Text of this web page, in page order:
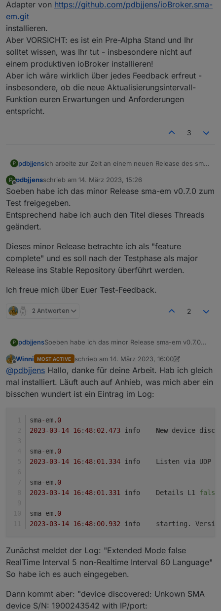
Adapter von https://github.com/pdbjjens/ioBroker.sma-
em.git
installieren.
Aber VORSICHT: es ist ein Pre-Alpha Stand und Ihr
solltet wissen, was Ihr tut - insbesondere nicht auf
einem produktiven ioBroker installieren!
Aber ich wäre wirklich über jedes Feedback erfreut -
insbesondere, ob die neue Aktualisierungsintervall-
Funktion euren Erwartungen und Anforderungen
entspricht.
3
P pdbjjensIch arbeite zur Zeit an einem neuen Release des sma-
Insbesondere die schon lange überfällige
Verringerung der Systemlast durch den sma-em soll
hierbei durch einstellbare Aktualisierungsintervalle für
Realzeitdaten (wie z.B. Momentanleistung) und Nicht-
Realzeitdaten (wie z.B. Zähler) realisiert werden.
https://github.com/pdbjjens/ioBroker.sma-em.git
installieren.
Aber VORSICHT: es ist ein Pre-Alpha Stand und Ihr
solltet wissen, was Ihr tut - insbesondere nicht auf
einem produktiven ioBroker installieren!
Aber ich wäre wirklich über jedes Feedback erfreut -
Funktion euren Erwartungen und Anforderungen
P
Offline
pdbjjensschrieb am 14. März 2023, 15:26
zuletzt editiert von
Soeben habe ich das minor Release sma-em v0.7.0 zum
Test freigegeben.
Entsprechend habe ich auch den Titel dieses Threads
geändert.
Dieses minor Release betrachte ich als "feature
complete" und es soll nach der Testphase als major
Release ins Stable Repository überführt werden.
Ich freue mich über Euer Test-Feedback.
2 Antworten 2
P pdbjjensSoeben habe ich das minor Release sma-em v0.7.0
Entsprechend habe ich auch den Titel dieses Threads
geändert.
Dieses minor Release betrachte ich als "feature
complete" und es soll nach der Testphase als major
Release ins Stable Repository überführt werden.
Ich freue mich über Euer Test-Feedback.
Offline
Winni MOST ACTIVE schrieb am 14. März 2023, 16:00
zuletzt editiert von Winni
@pdbjjens Hallo, danke für deine Arbeit. Hab ich gleich
mal installiert. Läuft auch auf Anhieb, was mich aber ein
bisschen wundert ist ein Eintrag im Log:
sma-em.0
2023-03-14 16:48: 02.473 New device
sma-em.0
2023-03-14 16:48: 01.334
	info	Listen via UDP
sma-em.0
2023-03-14 16:48: 01.331
	info	Details L1
false
sma-em.0
2023-03-14 16:48: 00.932
info	starting.
Zunächst meldet der Log: "Extended Mode false
RealTime Interval 5 non-Realtime Interval 60 Language"
So habe ich es auch eingegeben.
Dann kommt aber: "device discovered: Unkown SMA
device S/N: 1900243542 with IP/port: